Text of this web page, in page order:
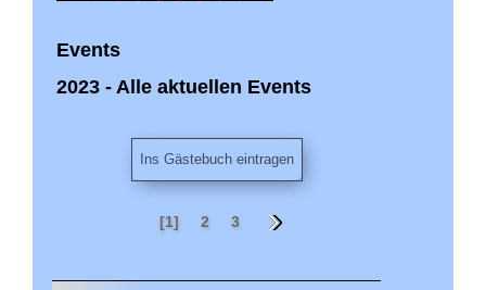
Events
2023 - Alle aktuellen Events